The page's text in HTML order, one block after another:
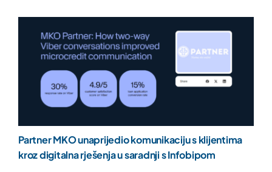
Partner MKO unaprijedio komunikaciju s klijentima
kroz digitalna rješenja u saradnji s Infobipom